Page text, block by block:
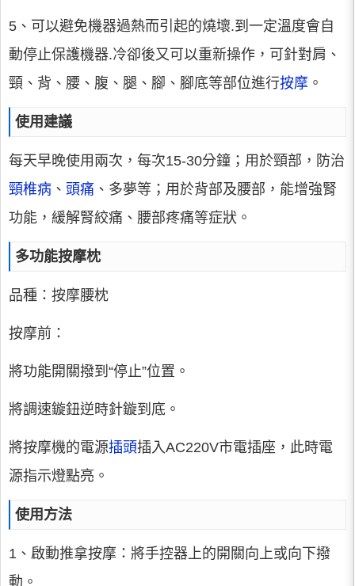
5、可以避免機器過熱而引起的燒壞.到一定溫度會自
動停止保護機器.冷卻後又可以重新操作，可針對肩、
頸、背、腰、腹、腿、腳、腳底等部位進行按摩 。
使用建議
每天早晚使用兩次，每次15-30分鐘；用於頸部，防治
頸椎病 、 頭痛 、多夢等；用於背部及腰部，能增強腎
功能，緩解腎絞痛、腰部疼痛等症狀。
多功能按摩枕
品種：按摩腰枕
按摩前：
將功能開關撥到“停止”位置。
將調速鏇鈕逆時針鏇到底。
將按摩機的電源插頭插入AC220V市電插座，此時電
源指示燈點亮。
使用方法
1、啟動推拿按摩：將手控器上的開關向上或向下撥
動。